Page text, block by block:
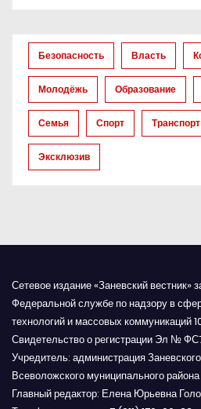
з
а
п
и
с
м
Безопасность Власть
Молодёжь Образование
Семья Спорт Транспорт
Эксклюзив
Сетевое издание «Заневский вестник»
Федеральной службе по надзору в
технологий и массовых коммуникаций
Свидетельство о регистрации Эл №
Учредитель: администрация
Всеволожского муниципального
Главный редактор: Елена Юрьевна